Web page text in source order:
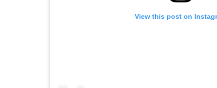
View this post on